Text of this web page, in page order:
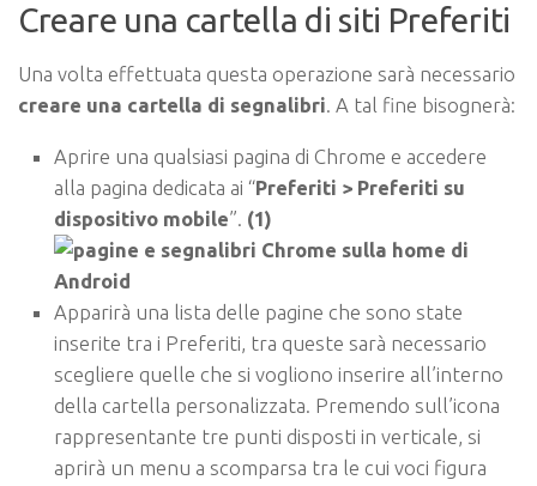
Creare una cartella di siti Preferiti
Una volta effettuata questa operazione sarà necessario
creare una cartella di segnalibri. A tal fine bisognerà:
Aprire una qualsiasi pagina di Chrome e accedere
alla pagina dedicata ai “Preferiti > Preferiti su
dispositivo mobile”. (1)
Apparirà una lista delle pagine che sono state
inserite tra i Preferiti, tra queste sarà necessario
scegliere quelle che si vogliono inserire all’interno
della cartella personalizzata. Premendo sull’icona
rappresentante tre punti disposti in verticale, si
aprirà un menu a scomparsa tra le cui voci figura